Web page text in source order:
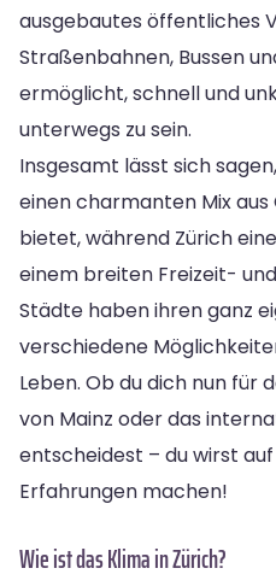
ausgebautes öffentliches
Straßenbahnen, Bussen
ermöglicht, schnell und
unterwegs zu sein.
Insgesamt lässt sich
einen charmanten Mix
bietet, während Zürich
einem breiten Freizeit-
Städte haben ihren ganz
verschiedene
Leben. Ob du dich nun für
von Mainz oder das
entscheidest – du wirst
Erfahrungen machen!
Wie ist das Klima in Zürich?